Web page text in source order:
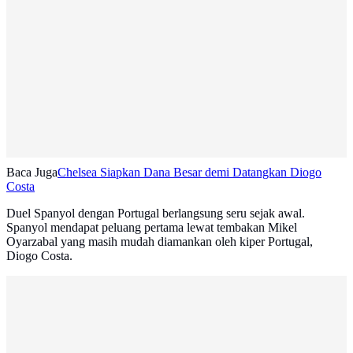
Baca JugaChelsea Siapkan Dana Besar demi Datangkan Diogo
Costa
Duel Spanyol dengan Portugal berlangsung seru sejak awal.
Spanyol mendapat peluang pertama lewat tembakan Mikel
Oyarzabal yang masih mudah diamankan oleh kiper Portugal,
Diogo Costa.